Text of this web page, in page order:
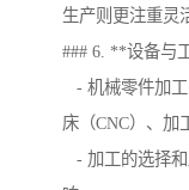
生产则更注重灵
### 6. **设备与
- 机械零件加
床（CNC）、加
- 加工的选择